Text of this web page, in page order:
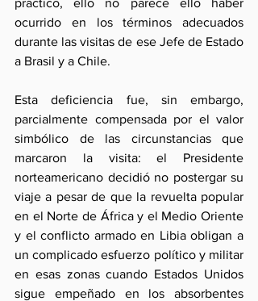
práctico, ello no parece ello haber
ocurrido en los términos adecuados
durante las visitas de ese Jefe de Estado
a Brasil y a Chile.
Esta deficiencia fue, sin embargo,
parcialmente compensada por el valor
simbólico de las circunstancias que
marcaron la visita: el Presidente
norteamericano decidió no postergar su
viaje a pesar de que la revuelta popular
en el Norte de África y el Medio Oriente
y el conflicto armado en Libia obligan a
un complicado esfuerzo político y militar
en esas zonas cuando Estados Unidos
sigue empeñado en los absorbentes